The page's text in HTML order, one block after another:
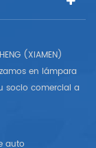
(XIAMEN)
en lámpara
socio comercial a
auto